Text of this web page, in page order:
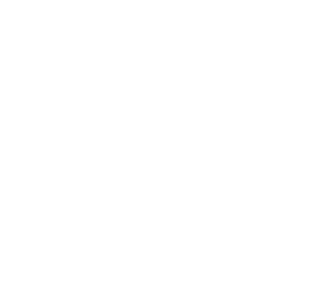
et afficher le nom saisi, la note et le
la page des mentions légales. *